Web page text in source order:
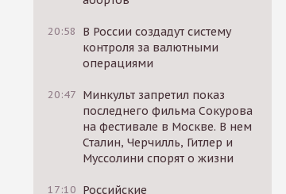
20:58
В России создадут систему
контроля за валютными
операциями
20:47 Минкульт запретил показ
последнего фильма Сокурова
на фестивале в Москве. В нем
Сталин, Черчилль, Гитлер и
Муссолини спорят о жизни
17:10 Российские